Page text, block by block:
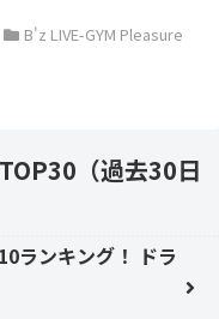
B'z LIVE-GYM Pleasure
（過去30日
ランキング！ ドラ